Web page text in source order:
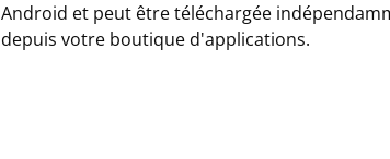
Android et peut être téléchargée
depuis votre boutique d'applications.